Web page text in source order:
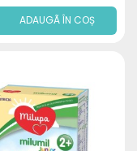
ADAUGÃ ÎN COȘ